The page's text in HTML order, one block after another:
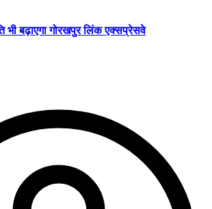
भी बढ़ाएगा गोरखपुर लिंक एक्सप्रेसवे